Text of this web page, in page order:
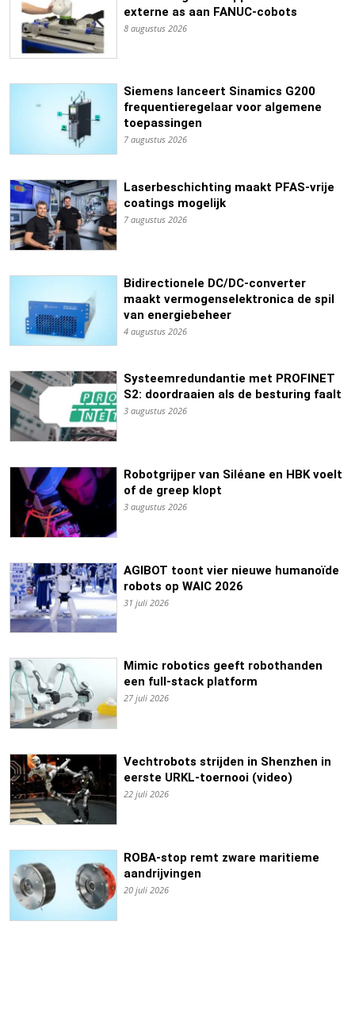
externe as aan FANUC-cobots
8 augustus 2026
Siemens lanceert Sinamics G200
frequentieregelaar voor algemene
toepassingen
7 augustus 2026
Laserbeschichting maakt PFAS-vrije
coatings mogelijk
7 augustus 2026
Bidirectionele DC/DC-converter
maakt vermogenselektronica de spil
van energiebeheer
4 augustus 2026
Systeemredundantie met PROFINET
S2: doordraaien als de besturing faalt
3 augustus 2026
Robotgrijper van Siléane en HBK voelt
of de greep klopt
3 augustus 2026
AGIBOT toont vier nieuwe humanoïde
robots op WAIC 2026
31 juli 2026
Mimic robotics geeft robothanden
een full-stack platform
27 juli 2026
Vechtrobots strijden in Shenzhen in
eerste URKL-toernooi (video)
22 juli 2026
ROBA-stop remt zware maritieme
aandrijvingen
20 juli 2026